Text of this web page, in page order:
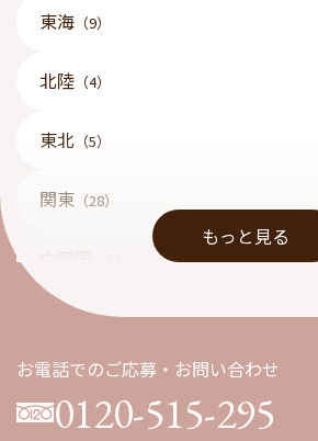
東海 （9）
北陸 （4）
東北 （5）
関東 （28）
（1）
もっと見る
お電話でのご応募・お問い合わせ
0120-515-295